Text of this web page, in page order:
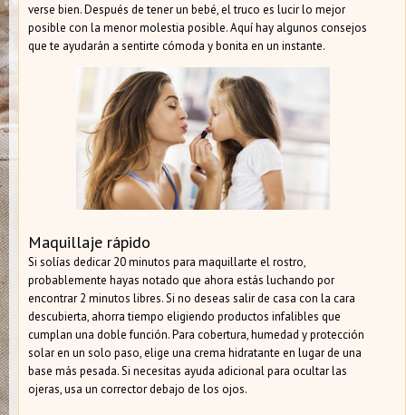
verse bien. Después de tener un bebé, el truco es lucir lo mejor
posible con la menor molestia posible. Aquí hay algunos consejos
que te ayudarán a sentirte cómoda y bonita en un instante.
Maquillaje rápido
Si solías dedicar 20 minutos para maquillarte el rostro,
probablemente hayas notado que ahora estás luchando por
encontrar 2 minutos libres. Si no deseas salir de casa con la cara
descubierta, ahorra tiempo eligiendo productos infalibles que
cumplan una doble función. Para cobertura, humedad y protección
solar en un solo paso, elige una crema hidratante en lugar de una
base más pesada. Si necesitas ayuda adicional para ocultar las
ojeras, usa un corrector debajo de los ojos.